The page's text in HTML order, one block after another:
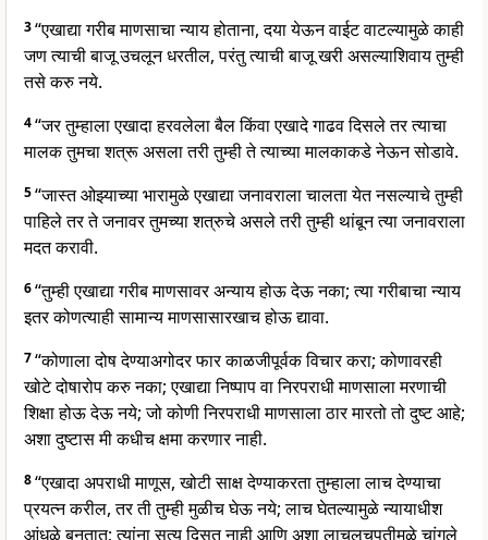
3“एखाद्या गरीब माणसाचा न्याय होताना, दया येऊन वाईट वाटल्यामुळे काही
जण त्याची बाजू उचलून धरतील, परंतु त्याची बाजू खरी असल्याशिवाय तुम्ही
तसे करु नये.
4“जर तुम्हाला एखादा हरवलेला बैल किंवा एखादे गाढव दिसले तर त्याचा
मालक तुमचा शत्रू असला तरी तुम्ही ते त्याच्या मालकाकडे नेऊन सोडावे.
5“जास्त ओझ्याच्या भारामुळे एखाद्या जनावराला चालता येत नसल्याचे तुम्ही
पाहिले तर ते जनावर तुमच्या शत्रुचे असले तरी तुम्ही थांबून त्या जनावराला
मदत करावी.
6“तुम्ही एखाद्या गरीब माणसावर अन्याय होऊ देऊ नका; त्या गरीबाचा न्याय
इतर कोणत्याही सामान्य माणसासारखाच होऊ द्यावा.
7“कोणाला दोष देण्याअगोदर फार काळजीपूर्वक विचार करा; कोणावरही
खोटे दोषारोप करु नका; एखाद्या निष्पाप वा निरपराधी माणसाला मरणाची
शिक्षा होऊ देऊ नये; जो कोणी निरपराधी माणसाला ठार मारतो तो दुष्ट आहे;
अशा दुष्टास मी कधीच क्षमा करणार नाही.
8“एखादा अपराधी माणूस, खोटी साक्ष देण्याकरता तुम्हाला लाच देण्याचा
प्रयत्न करील, तर ती तुम्ही मुळीच घेऊ नये; लाच घेतल्यामुळे न्यायाधीश
आंधळे बनतात; त्यांना सत्य दिसत नाही आणि अशा लाचलूचपतीमुळे चांगले